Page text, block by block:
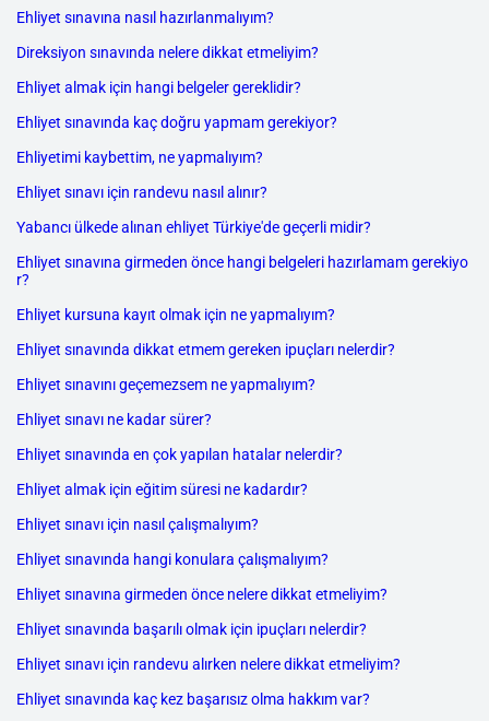
Ehliyet sınavına nasıl hazırlanmalıyım?
Direksiyon sınavında nelere dikkat etmeliyim?
Ehliyet almak için hangi belgeler gereklidir?
Ehliyet sınavında kaç doğru yapmam gerekiyor?
Ehliyetimi kaybettim, ne yapmalıyım?
Ehliyet sınavı için randevu nasıl alınır?
Yabancı ülkede alınan ehliyet Türkiye'de geçerli midir?
Ehliyet sınavına girmeden önce hangi belgeleri hazırlamam gerekiyo
r?
Ehliyet kursuna kayıt olmak için ne yapmalıyım?
Ehliyet sınavında dikkat etmem gereken ipuçları nelerdir?
Ehliyet sınavını geçemezsem ne yapmalıyım?
Ehliyet sınavı ne kadar sürer?
Ehliyet sınavında en çok yapılan hatalar nelerdir?
Ehliyet almak için eğitim süresi ne kadardır?
Ehliyet sınavı için nasıl çalışmalıyım?
Ehliyet sınavında hangi konulara çalışmalıyım?
Ehliyet sınavına girmeden önce nelere dikkat etmeliyim?
Ehliyet sınavında başarılı olmak için ipuçları nelerdir?
Ehliyet sınavı için randevu alırken nelere dikkat etmeliyim?
Ehliyet sınavında kaç kez başarısız olma hakkım var?